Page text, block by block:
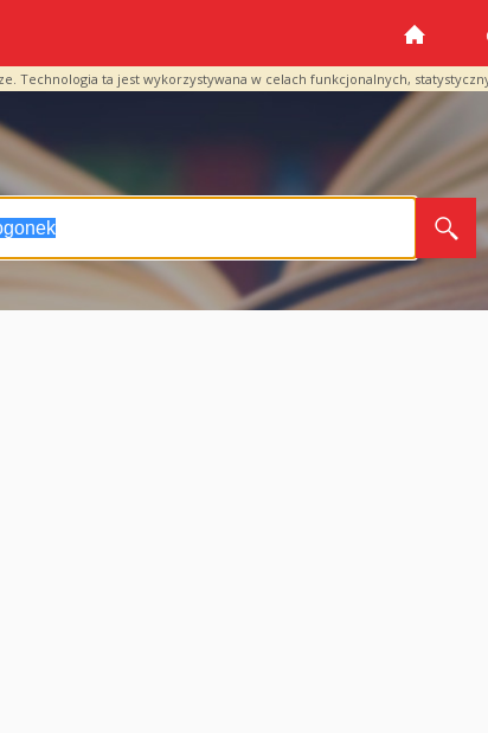
Technologia ta jest wykorzystywana w celach funkcjonalnych,